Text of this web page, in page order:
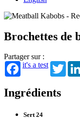
Brochettes de
Partager sur :
it's a test
Ingrédients
Sert 24